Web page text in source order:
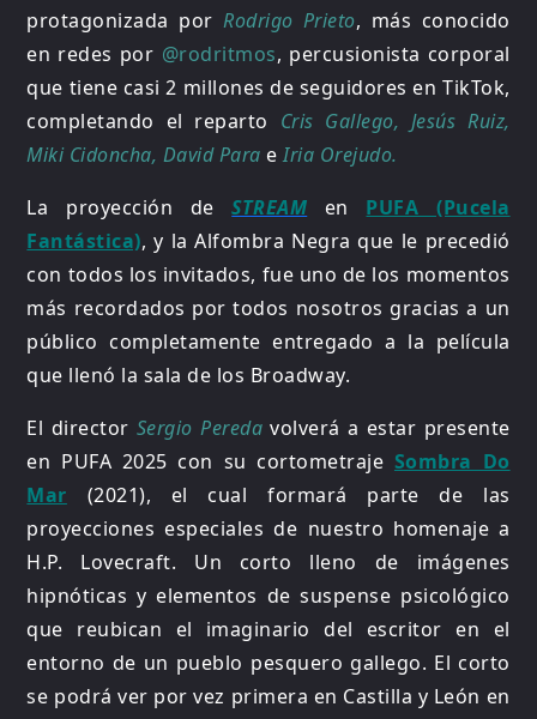
protagonizada porRodrigo Prieto, más conocido
en redes por @rodritmos, percusionista corporal
que tiene casi 2 millones de seguidores en TikTok,
completando el reparto Cris Gallego, Jesús Ruiz,
Miki Cidoncha, David Para eIria Orejudo.
La proyección deSTREAM en PUFA (Pucela
Fantástica), y la Alfombra Negra que le precedió
con todos los invitados, fue uno de los momentos
más recordados por todos nosotros gracias a un
público completamente entregado a la película
que llenó la sala de los Broadway.
El director Sergio Peredavolverá a estar presente
en PUFA 2025 con su cortometraje Sombra Do
Mar
(2021), el cual formará parte de las
proyecciones especiales de nuestro homenaje a
H.P. Lovecraft. Un corto lleno de imágenes
hipnóticas y elementos de suspense psicológico
que reubican el imaginario del escritor en el
entorno de un pueblo pesquero gallego. El corto
se podrá ver por vez primera en Castilla y León en